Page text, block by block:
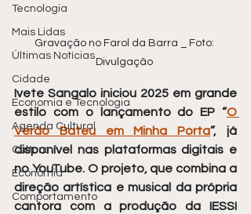
Tecnologia
Mais Lidas
Últimas Notícias
Cidade
Economia e Tecnologia
Agenda Cultural
Cultura
Economia
Comportamento
Gravação no Farol da Barra _ Foto:
Divulgação
Ivete Sangalo iniciou 2025 em grande
estilo com o lançamento do EP “O
Verão Bateu em Minha Porta”, já
disponível nas plataformas digitais e
no YouTube. O projeto, que combina a
direção artística e musical da própria
cantora com a produção da IESSI